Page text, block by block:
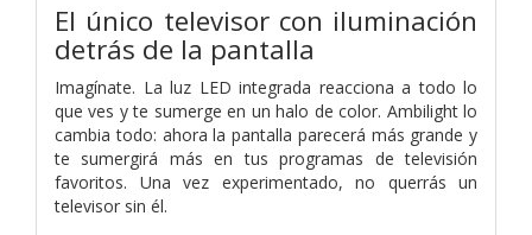
El único televisor con iluminación
detrás de la pantalla
Imagínate. La luz LED integrada reacciona a todo lo
que ves y te sumerge en un halo de color. Ambilight lo
cambia todo: ahora la pantalla parecerá más grande y
te sumergirá más en tus programas de televisión
favoritos. Una vez experimentado, no querrás un
televisor sin él.